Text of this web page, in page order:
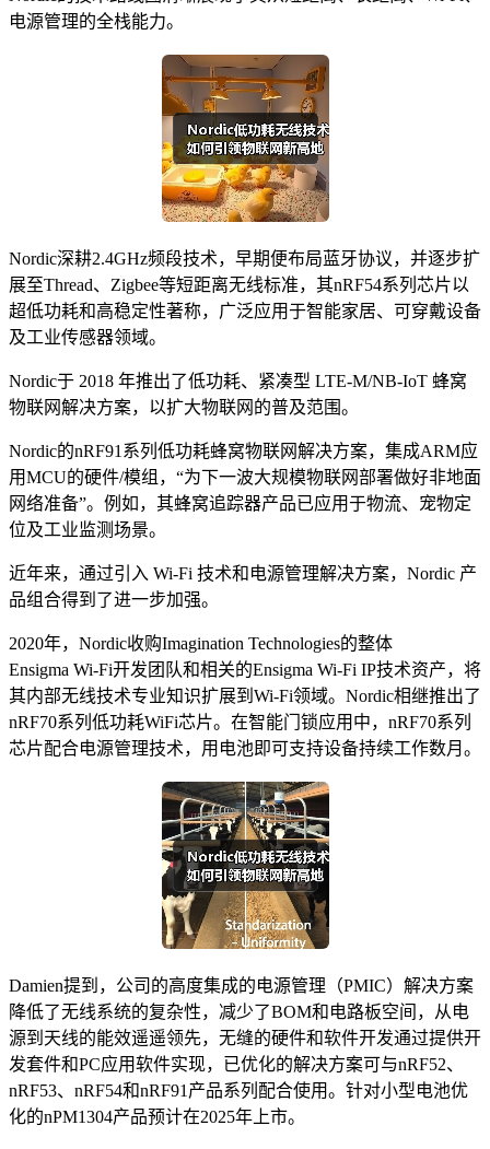
电源管理的全栈能力。
Nordic深耕2.4GHz频段技术，早期便布局蓝牙协议，并逐步扩
展至Thread、Zigbee等短距离无线标准，其nRF54系列芯片以
超低功耗和高稳定性著称，广泛应用于智能家居、可穿戴设备
及工业传感器领域。
Nordic于 2018 年推出了低功耗、紧凑型 LTE-M/NB-IoT 蜂窝
物联网解决方案，以扩大物联网的普及范围。
Nordic的nRF91系列低功耗蜂窝物联网解决方案，集成ARM应
用MCU的硬件/模组，“为下一波大规模物联网部署做好非地面
网络准备”。例如，其蜂窝追踪器产品已应用于物流、宠物定
位及工业监测场景。
近年来，通过引入 Wi-Fi 技术和电源管理解决方案，Nordic 产
品组合得到了进一步加强。
2020年，Nordic收购Imagination Technologies的整体
Ensigma Wi-Fi开发团队和相关的Ensigma Wi-Fi IP技术资产，将
其内部无线技术专业知识扩展到Wi-Fi领域。Nordic相继推出了
nRF70系列低功耗WiFi芯片。在智能门锁应用中，nRF70系列
芯片配合电源管理技术，用电池即可支持设备持续工作数月。
Damien提到，公司的高度集成的电源管理（PMIC）解决方案
降低了无线系统的复杂性，减少了BOM和电路板空间，从电
源到天线的能效遥遥领先，无缝的硬件和软件开发通过提供开
发套件和PC应用软件实现，已优化的解决方案可与nRF52、
nRF53、nRF54和nRF91产品系列配合使用。针对小型电池优
化的nPM1304产品预计在2025年上市。